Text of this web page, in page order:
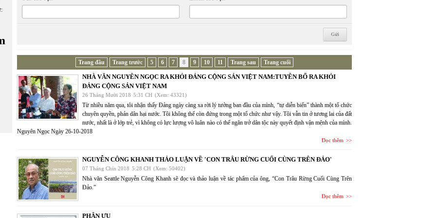
Trang đầu Trang trước 5 6 7 8 9 10 11 Trang sau Trang cuối
NHÀ VĂN NGUYÊN NGỌC RA KHỎI ĐẢNG CỘNG SẢN VIỆT NAM:TUYÊN BỐ RA KHỎI
ĐẢNG CỘNG SẢN VIỆT NAM
26 Tháng Mười 2018 5:31 CH (Xem: 43321)
Từ nhiều năm qua, tôi nhận thấy Đảng ngày càng xa rời lý tưởng ban đầu của mình, “tự diễn biến” thành một tổ chức
chuyên quyền, phản dân hại nước. Tôi không thể còn đứng trong một tổ chức như vậy. Tôi vẫn tin ở tương lai của đất
nước, nhất là ở lớp trẻ, vì không có lực lượng vô luân nào có thể ngăn trở dân tộc này quyết định vận mệnh của mình.
Nguyên Ngọc Ngày 26-10-2018
Đọc thêm
NGUYỄN CÔNG KHANH THẢO LUẬN VỀ 'CON TRÂU RỪNG CUỐI CÙNG TRÊN ĐẢO'
07 Tháng Chín 2018 5:28 CH (Xem: 50402)
Nhà văn Seattle Nguyễn Công Khanh sẽ đọc và thảo luận về tác phẩm của ông, “Con Trâu Rừng Cuối Cùng Trên
Đảo.”
Đọc thêm
PHÂN ƯU